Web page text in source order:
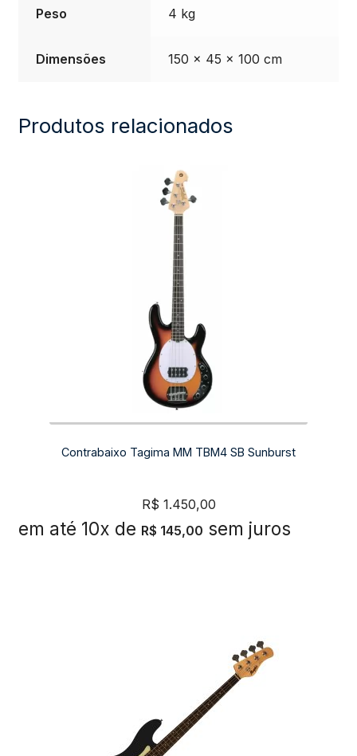
Peso 4 kg
Dimensões 150 × 45 × 100 cm
Produtos relacionados
Contrabaixo Tagima MM TBM4 SB Sunburst
R$ 1.450,00
em até 10x de R$ 145,00 sem juros